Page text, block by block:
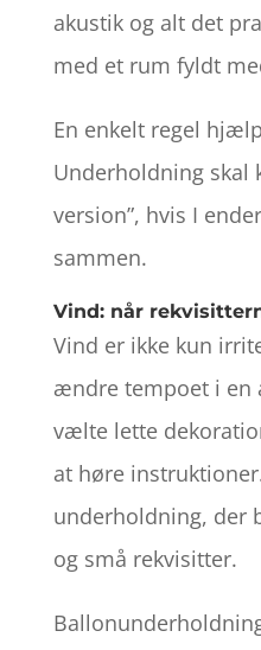
akustik og alt det
med et rum fyldt
En enkelt regel
Underholdning skal
version”, hvis I
sammen.
Vind: når
Vind er ikke kun
ændre tempoet i en
vælte lette
at høre
underholdning, der
og små rekvisitter.